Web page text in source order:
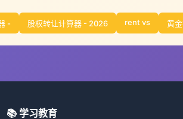
- 股权转让计算器 - 2026 rent vs 黄
📚 学习教育